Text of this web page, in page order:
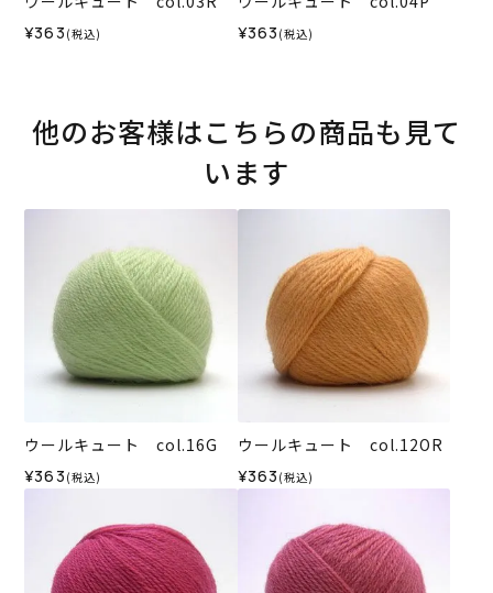
¥363 (税込) ¥363 (税込)
他のお客様はこちらの商品も見て
います
ウールキュート col.16G
¥363 (税込)
ウールキュート col.12OR
¥363 (税込)